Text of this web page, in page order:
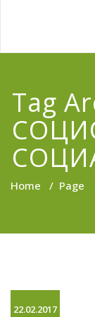
Tag
Home / Page
22.02.2017